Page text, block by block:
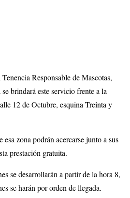
Responsable de Mascotas,
brindará este servicio frente a la
12 de Octubre, esquina Treinta y
zona podrán acercarse junto a sus
prestación gratuita.
se desarrollarán a partir de la hora 8,
se harán por orden de llegada.